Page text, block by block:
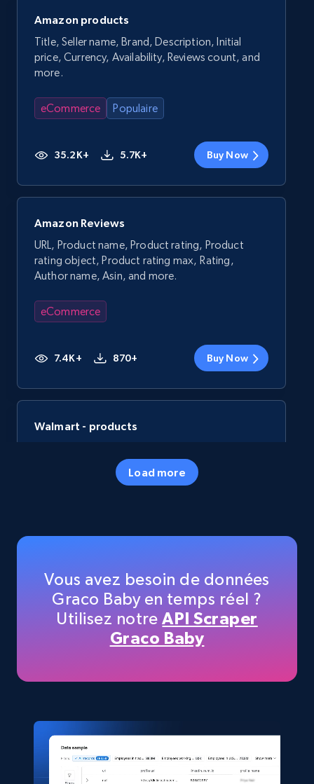
Amazon products
Title, Seller name, Brand, Description, Initial
price, Currency, Availability, Reviews count, and
more.
eCommerce Populaire
35.2K+ 5.7K+ Buy Now
Amazon Reviews
URL, Product name, Product rating, Product
rating object, Product rating max, Rating,
Author name, Asin, and more.
eCommerce
7.4K+ 870+ Buy Now
Walmart - products
Specifications, Image urls, Top reviews, and
URL, Title, Available, Description, Currency, Initial
5.4K+
Load more
Vous avez besoin de données
Graco Baby en temps réel ?
Utilisez notreAPI Scraper
Graco Baby